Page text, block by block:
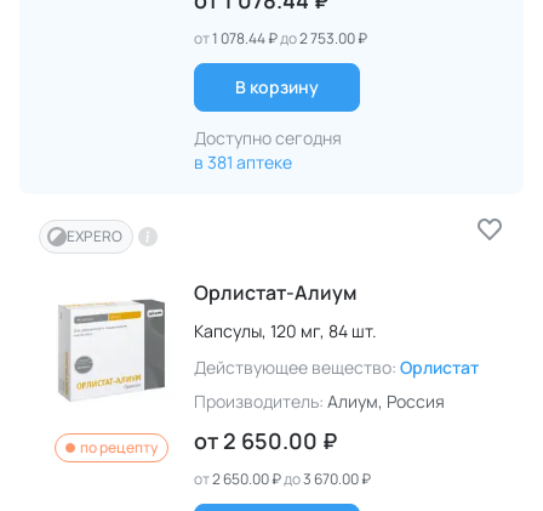
от1 078.44 ₽до2 753.00 ₽
В корзину
Доступно сегодня
в 381 аптеке
EXPERO
по рецепту
Орлистат-Алиум
Капсулы, 120 мг, 84 шт.
Действующее вещество: Орлистат
Производитель: Алиум, Россия
от 2 650.00 ₽
от2 650.00 ₽до3 670.00 ₽